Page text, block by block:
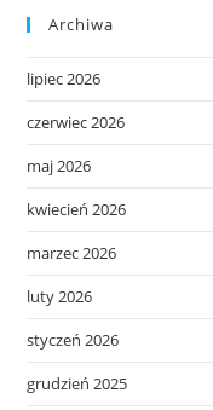
Archiwa
lipiec 2026
czerwiec 2026
maj 2026
kwiecień 2026
marzec 2026
luty 2026
styczeń 2026
grudzień 2025